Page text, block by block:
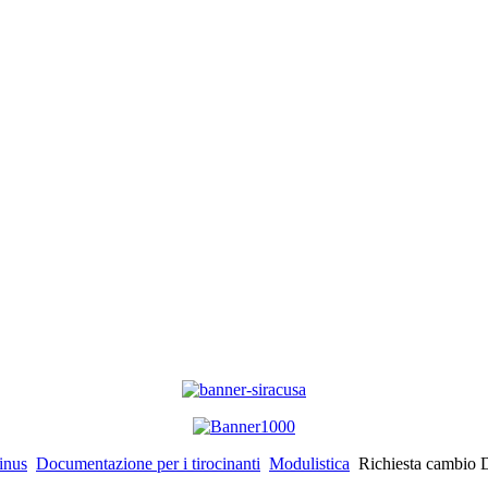
Documentazione per i tirocinanti Modulistica Richiesta cambio